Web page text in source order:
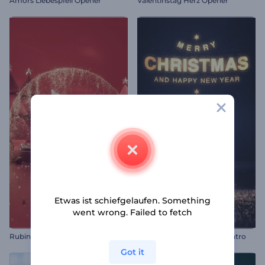
Rubinrot Weihnachtslogo Glitzernder Partikelbaum Intro
Etwas ist schiefgelaufen. Something
went wrong. Failed to fetch
Got it